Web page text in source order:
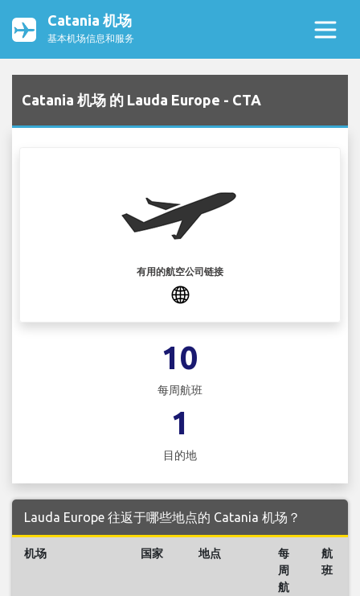
Catania 机场
基本机场信息和服务
Catania 机场 的 Lauda Europe - CTA
有用的航空公司链接
10
每周航班
1
目的地
Lauda Europe 往返于哪些地点的 Catania 机场？
机场 国家 地点
每
周
航
航
班